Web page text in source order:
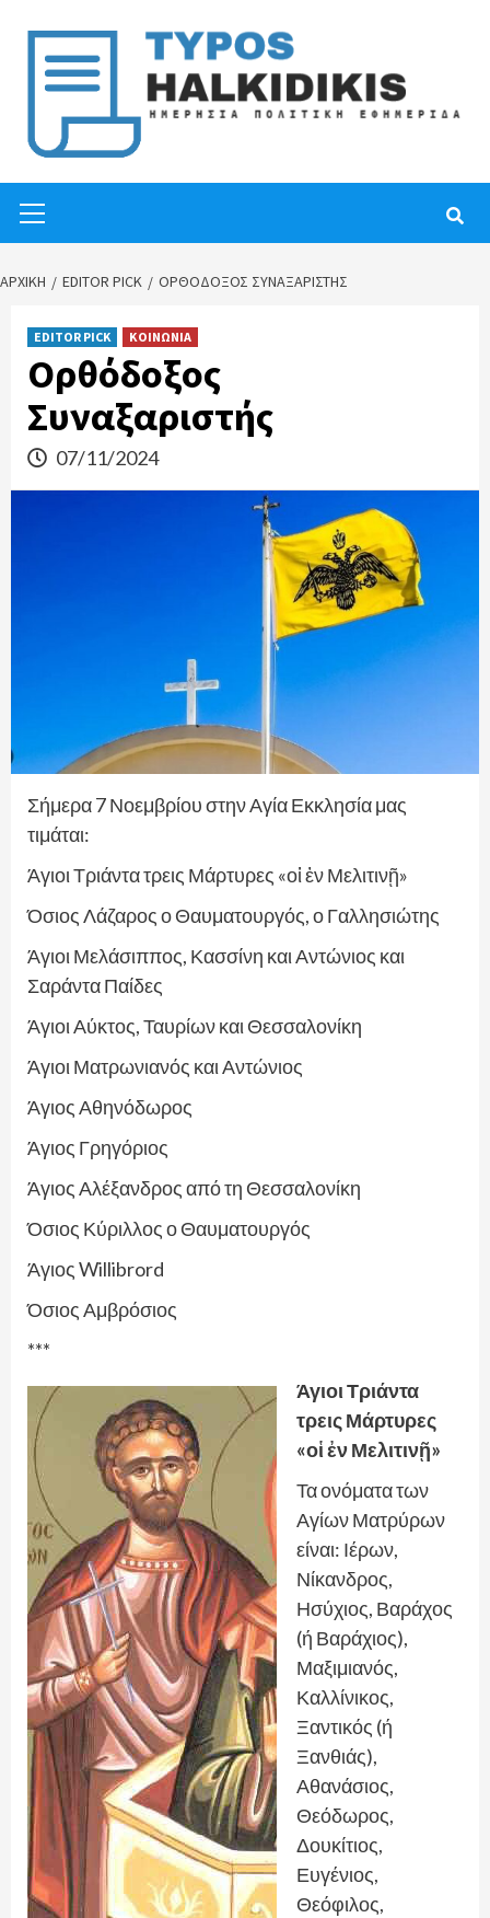
content
Menu
ΑΡΧΙΚΉ EDITOR PICK ΟΡΘΌΔΟΞΟΣ ΣΥΝΑΞΑΡΙΣΤΉΣ
EDITOR PICK ΚΟΙΝΩΝΙΑ
Ορθόδοξος
Συναξαριστής
07/11/2024
Σήμερα 7 Νοεμβρίου στην Αγία Εκκλησία μας
τιμάται:
Άγιοι Τριάντα τρεις Μάρτυρες «οἱ ἐν Μελιτινῇ»
Όσιος Λάζαρος ο Θαυματουργός, ο Γαλλησιώτης
Άγιοι Μελάσιππος, Κασσίνη και Αντώνιος και
Σαράντα Παίδες
Άγιοι Αύκτος, Ταυρίων και Θεσσαλονίκη
Άγιοι Ματρωνιανός και Αντώνιος
Άγιος Αθηνόδωρος
Άγιος Γρηγόριος
Άγιος Αλέξανδρος από τη Θεσσαλονίκη
Όσιος Κύριλλος ο Θαυματουργός
Άγιος Willibrord
Όσιος Αμβρόσιος
***
Άγιοι Τριάντα
τρεις Μάρτυρες
«οἱ ἐν Μελιτινῇ»
Τα ονόματα των
Αγίων Ματρύρων
είναι: Ιέρων,
Νίκανδρος,
Ησύχιος, Βαράχος
(ή Βαράχιος),
Μαξιμιανός,
Καλλίνικος,
Ξαντικός (ή
Ξανθιάς),
Αθανάσιος,
Θεόδωρος,
Δουκίτιος,
Ευγένιος,
Θεόφιλος,